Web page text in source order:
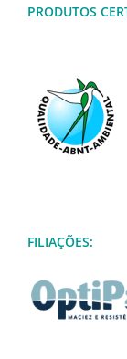
PRODUTOS
FILIAÇÕES: